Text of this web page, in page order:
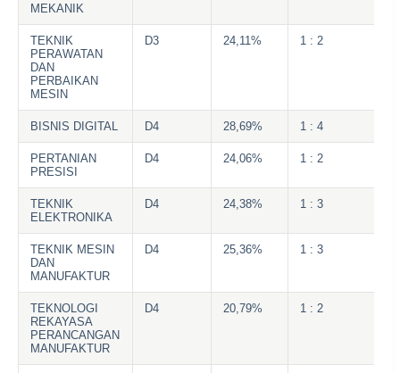
MEKANIK
TEKNIK
PERAWATAN
DAN
PERBAIKAN
MESIN
D3 24,11% 1 : 2
BISNIS DIGITAL D4 28,69% 1 : 4
PERTANIAN
PRESISI
D4 24,06% 1 : 2
TEKNIK
ELEKTRONIKA
D4 24,38% 1 : 3
TEKNIK MESIN
DAN
MANUFAKTUR
D4 25,36% 1 : 3
TEKNOLOGI
REKAYASA
PERANCANGAN
MANUFAKTUR
D4 20,79% 1 : 2